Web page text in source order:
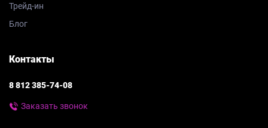
Трейд-ин
Блог
Контакты
8 812 385-74-08
Заказать звонок